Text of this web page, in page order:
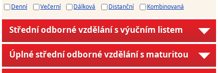
Denní
Večerní Dálková Distanční Kombinovaná
Střední odborné vzdělání s výučním listem
Úplné střední odborné vzdělání s maturitou